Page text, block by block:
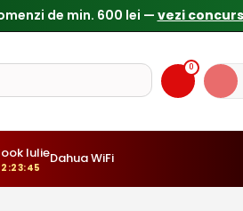
0
IulieDahua WiFi